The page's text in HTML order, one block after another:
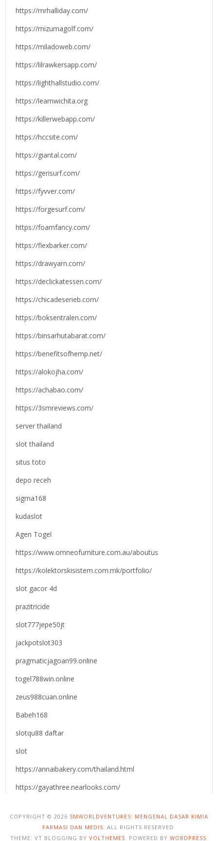
https://mrhalliday.com/
https://mizumagolf.com/
https://miladoweb.com/
https://lilrawkersapp.com/
https://lighthallstudio.com/
https://learnwichita.org
https://killerwebapp.com/
https://hccsite.com/
https://giantal.com/
https://gerisurf.com/
https://fyvver.com/
https://forgesurf.com/
https://foamfancy.com/
https://flexbarker.com/
https://drawyarn.com/
https://declickatessen.com/
https://chicadeserieb.com/
https://boksentralen.com/
https://binsarhutabarat.com/
https://benefitsofhemp.net/
https://alokojha.com/
https://achabao.com/
https://3smreviews.com/
server thailand
slot thailand
situs toto
depo receh
sigma168
kudaslot
Agen Togel
https://www.omneofurniture.com.au/aboutus
https://kolektorskisistem.com.mk/portfolio/
slot gacor 4d
prazitricide
slot777jepe50jt
jackpotslot303
pragmaticjagoan99.online
togel788win.online
zeus988cuan.online
Babeh168
slotqu88 daftar
slot
https://annaibakery.com/thailand.html
https://gayathree.nearlooks.com/
COPYRIGHT © 2026 SMWORLDVENTURES: MENGENAL DASAR KIMIA
FARMASI DAN MEDIS. ALL RIGHTS RESERVED.
THEME: VT BLOGGING BY VOLTHEMES. POWERED BY WORDPRESS.